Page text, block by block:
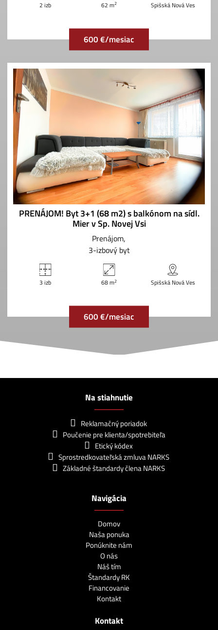
2 izb 62 m2 Spišská Nová Ves
600 €/mesiac
PRENÁJOM! Byt 3+1 (68 m2) s balkónom na sídl.
Mier v Sp. Novej Vsi
Prenájom
3-izbový byt
3 izb 68 m2 Spišská Nová Ves
600 €/mesiac
Na stiahnutie
Reklamačný poriadok
Poučenie pre klienta/spotrebiteľa
Etický kódex
Sprostredkovateľská zmluva NARKS
Základné štandardy člena NARKS
Navigácia
Domov
Naša ponuka
Ponúknite nám
O nás
Náš tím
Štandardy RK
Financovanie
Kontakt
Kontakt